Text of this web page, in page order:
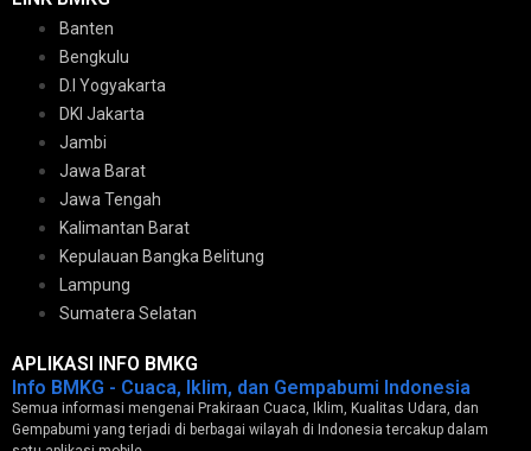
Banten
Bengkulu
D.I Yogyakarta
DKI Jakarta
Jambi
Jawa Barat
Jawa Tengah
Kalimantan Barat
Kepulauan Bangka Belitung
Lampung
Sumatera Selatan
APLIKASI INFO BMKG
Info BMKG - Cuaca, Iklim, dan Gempabumi Indonesia
Semua informasi mengenai Prakiraan Cuaca, Iklim, Kualitas Udara, dan
Gempabumi yang terjadi di berbagai wilayah di Indonesia tercakup dalam